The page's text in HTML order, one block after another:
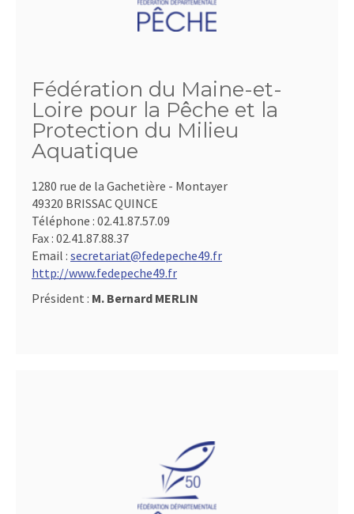
Fédération du Maine-et-
Loire pour la Pêche et la
Protection du Milieu
Aquatique
1280 rue de la Gachetière - Montayer
49320 BRISSAC QUINCE
Téléphone : 02.41.87.57.09
Fax : 02.41.87.88.37
Email : secretariat@fedepeche49.fr
http://www.fedepeche49.fr
Président : M. Bernard MERLIN